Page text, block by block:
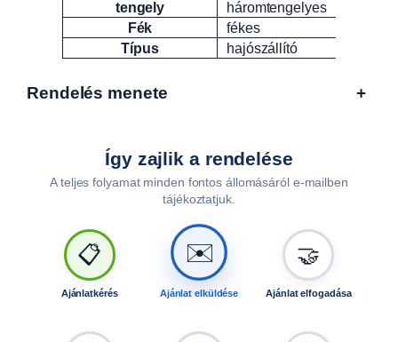
tengely
háromtengelyes
Fék
fékes
Típus
hajószállító
Rendelés menete +
Így zajlik a rendelése
A teljes folyamat minden fontos állomásáról e-mailben
tájékoztatjuk.
📋
Ajánlatkérés
✉️
Ajánlat elküldése
🤝
Ajánlat elfogadása